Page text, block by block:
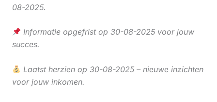
08-2025.
Informatie opgefrist op 30-08-2025 voor jouw
succes.
Laatst herzien op 30-08-2025 – nieuwe inzichten
voor jouw inkomen.